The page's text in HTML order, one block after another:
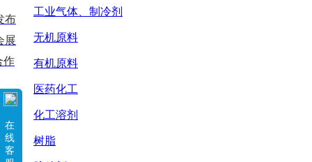
工业气体、制冷剂
无机原料
有机原料
医药化工
化工溶剂
树脂
布
展
作
在
线
客